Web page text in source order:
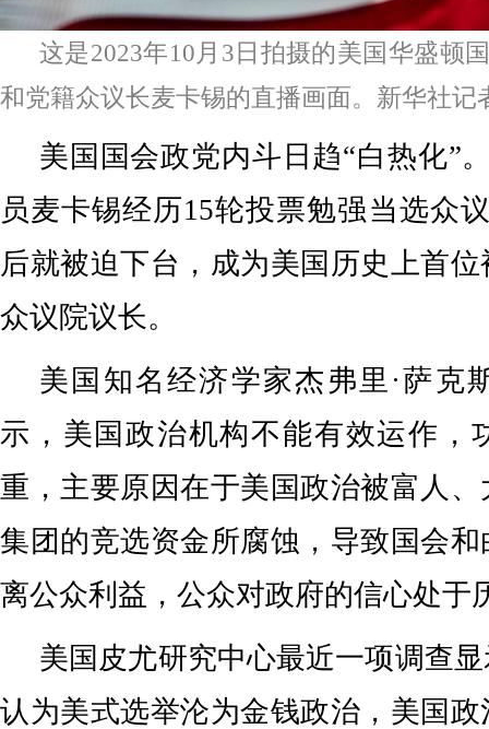
这是2023年10月3日拍摄的美国华盛顿
和党籍众议长麦卡锡的直播画面。新华社记
美国国会政党内斗日趋“白热化”
员麦卡锡经历15轮投票勉强当选众
后就被迫下台，成为美国历史上首
众议院议长。
美国知名经济学家杰弗里·萨克
示，美国政治机构不能有效运作，
重，主要原因在于美国政治被富人
集团的竞选资金所腐蚀，导致国会
离公众利益，公众对政府的信心处于
美国皮尤研究中心最近一项调查
认为美式选举沦为金钱政治，美国